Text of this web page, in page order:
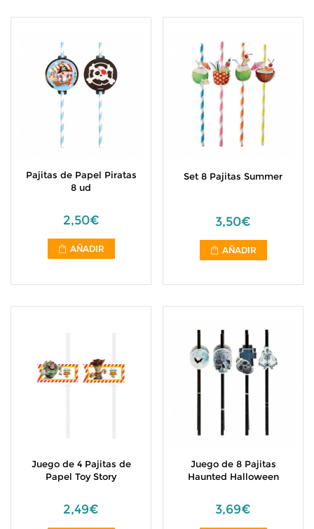
Pajitas de Papel Piratas
8 ud
2,50€
AÑADIR
Set 8 Pajitas Summer
3,50€
AÑADIR
Juego de 4 Pajitas de
Papel Toy Story
2,49€
Juego de 8 Pajitas
Haunted Halloween
3,69€